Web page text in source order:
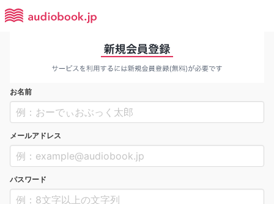
お名前
メールアドレス
パスワード